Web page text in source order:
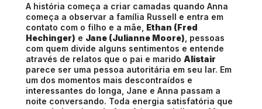
A história começa a criar camadas quando Anna
começa a observar a família Russell e entra em
contato com o filho e a mãe, Ethan (Fred
Hechinger) e Jane (Julianne Moore) , pessoas
com quem divide alguns sentimentos e entende
através de relatos que o pai e marido Alistair
parece ser uma pessoa autoritária em seu lar. Em
um dos momentos mais descontraídos e
interessantes do longa, Jane e Anna passam a
noite conversando. Toda energia satisfatória que